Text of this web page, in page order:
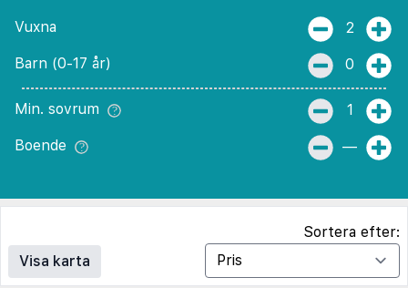
Vuxna 2
Barn (0-17 år) 0
Min. sovrum 1
Boende —
Visa karta
Sortera efter: